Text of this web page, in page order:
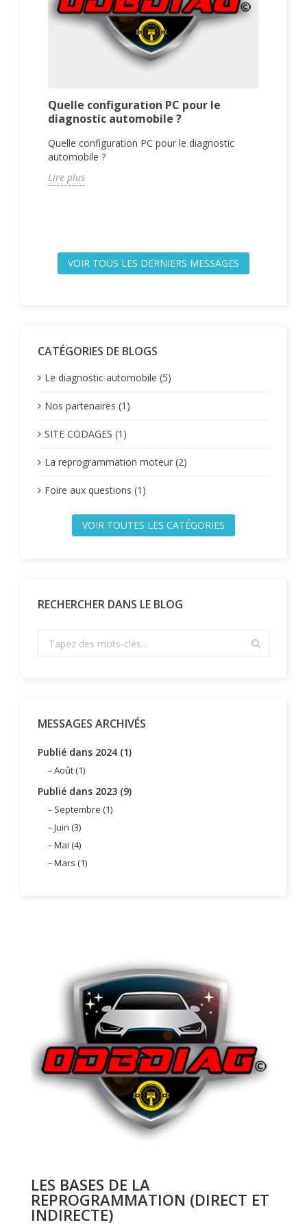
Quelle configuration PC pour le
diagnostic automobile ?
Quelle configuration PC pour le diagnostic
automobile ?
Lire plus
VOIR TOUS LES DERNIERS MESSAGES
CATÉGORIES DE BLOGS
Le diagnostic automobile (5)
Nos partenaires (1)
SITE CODAGES (1)
La reprogrammation moteur (2)
Foire aux questions (1)
VOIR TOUTES LES CATÉGORIES
RECHERCHER DANS LE BLOG
MESSAGES ARCHIVÉS
Publié dans 2024 (1)
Août (1)
Publié dans 2023 (9)
Septembre (1)
Juin (3)
Mai (4)
Mars (1)
LES BASES DE LA
REPROGRAMMATION (DIRECT ET
INDIRECTE)